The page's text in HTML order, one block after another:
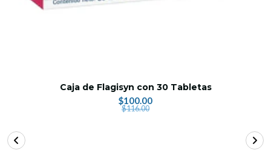
Caja de Flagisyn con 30 Tabletas
$100.00
$116.00